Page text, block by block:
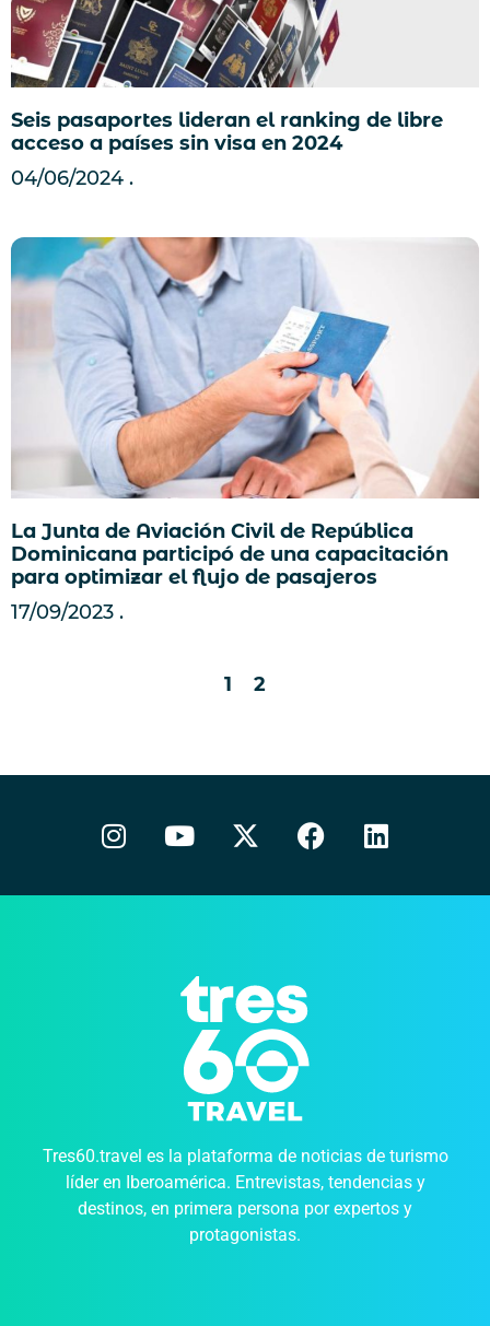
Seis pasaportes lideran el ranking de libre
acceso a países sin visa en 2024
04/06/2024
La Junta de Aviación Civil de República
Dominicana participó de una capacitación
para optimizar el flujo de pasajeros
17/09/2023
1 2
Tres60.travel es la plataforma de noticias de turismo
líder en Iberoamérica. Entrevistas, tendencias y
destinos, en primera persona por expertos y
protagonistas.